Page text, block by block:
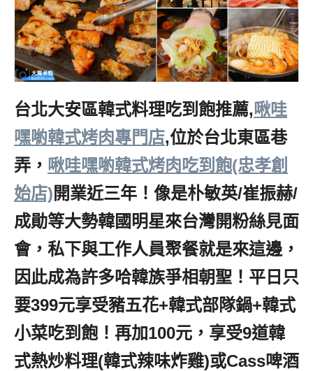
台北大安區韓式料理吃到飽推薦,啾哇
嘿喲韓式烤肉專門店,位於台北東區巷
弄， 啾哇嘿喲韓式烤肉吃到飽(忠孝創
始店) 開業近三年！像是朴敏英/崔振赫/
成勛等大勢韓國明星來台灣開粉絲見面
會，私下與工作人員聚餐就是來這邊，
因此成為許多哈韓族爭相朝聖！平日只
要399元享受豬五花+韓式部隊鍋+韓式
小菜吃到飽！再加100元，享受9道韓
式熱炒料理(韓式辣味炸雞)或Cass啤酒